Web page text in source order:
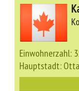
Einwohnerzahl:
Hauptstadt: